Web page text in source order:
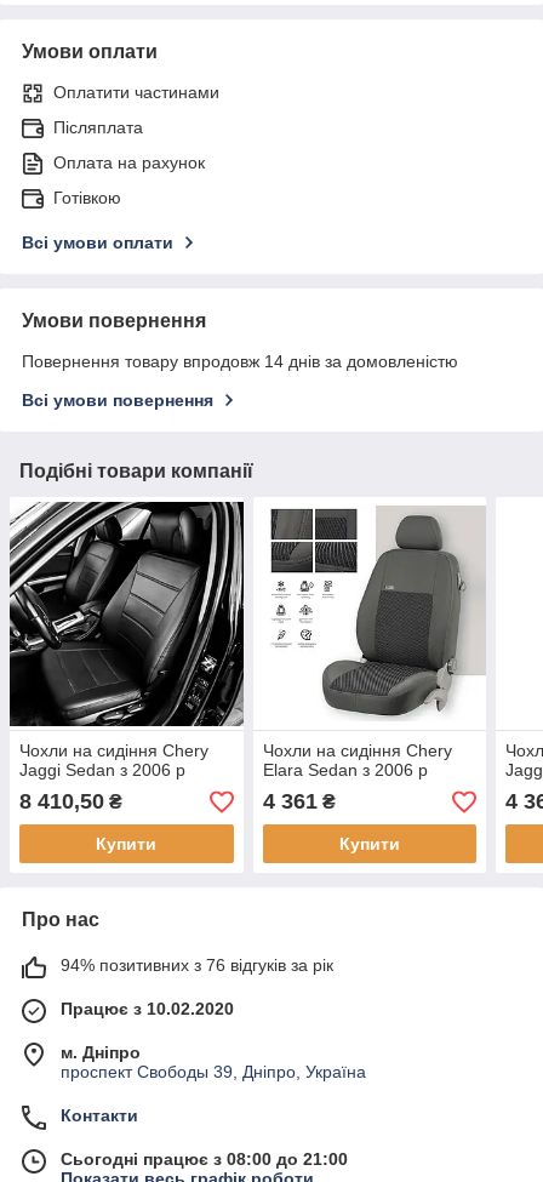
Умови оплати
Оплатити частинами
Післяплата
Оплата на рахунок
Готівкою
Всі умови оплати
Умови повернення
Повернення товару впродовж 14 днів за домовленістю
Всі умови повернення
Подібні товари компанії
Чохли на сидіння Chery
Jaggi Sedan з 2006 р
8 410,50 ₴
Купити
Чохли на сидіння Chery
Elara Sedan з 2006 р
4 361₴
Купити
4
Про нас
94% позитивних з 76 відгуків за рік
Працює з 10.02.2020
м. Дніпро
проспект Свободы 39, Дніпро, Україна
Контакти
Сьогодні працює з 08:00 до 21:00